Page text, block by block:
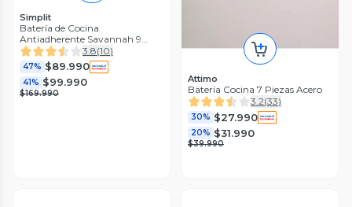
Simplit
Batería de Cocina
Antiadherente Savannah 9
Piezas
3.8(10)
47% $89.990
41% $99.990
$169.990
Attimo
Batería Cocina 7 Piezas Acero
3.2(33)
30% $27.990
20% $31.990
$39.990